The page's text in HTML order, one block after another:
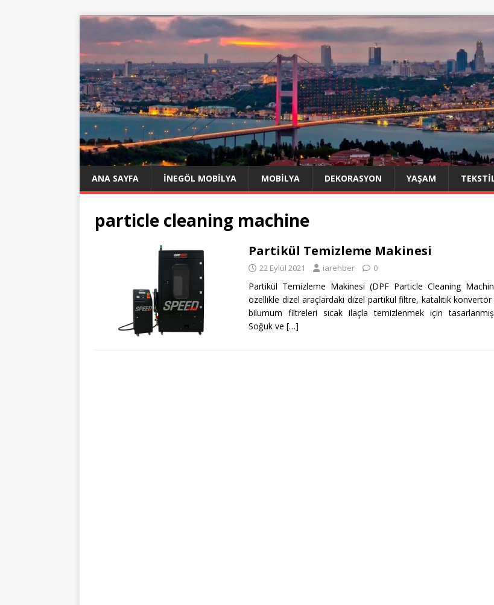
ANA SAYFA İNEGÖL MOBILYA MOBILYA DEKORASYON YAŞAM
particle cleaning machine
Partikül Temizleme Makinesi
22 Eylül 2021 iarehber 0
Partikül Temizleme Makinesi (DPF Particle Cleaning
özellikle dizel araçlardaki dizel partikül filtre, katalitik konvertör
bilumum filtreleri sıcak ilaçla temizlenmek için
Soğuk ve […]